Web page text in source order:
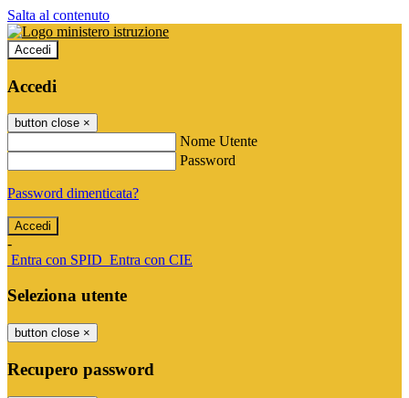
Salta al contenuto
Accedi
Accedi
button close ×
Nome Utente
Password
Password dimenticata?
-
Entra con SPID Entra con CIE
Seleziona utente
button close ×
Recupero password